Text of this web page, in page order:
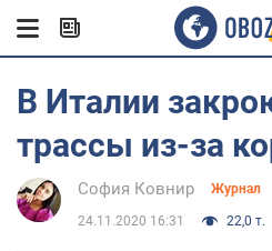
В Италии
трассы из-за
София Ковнир Журнал
24.11.2020 16:31 22,0 т.